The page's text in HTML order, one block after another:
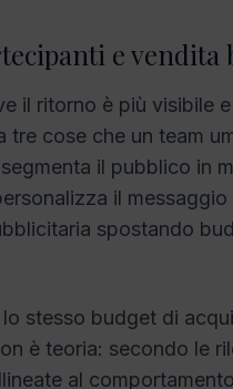
e vendita
il ritorno è più visibile
cose che un team
il pubblico in
il
spostando
stesso budget di
è teoria: secondo le
al